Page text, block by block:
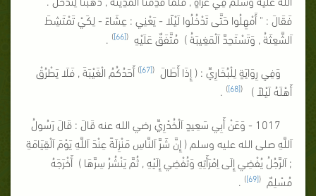
فَقَالَ : " أَمْهِلُوا حَتَّى تَدْخُلُوا لَيْلًا - يَعْنِي : عِشَاءً - لِكَيْ تَمْتَشِطَ
اَلشَّعِثَةُ , وَتَسْتَحِدَّ اَلْمَغِيبَةُ ) مُتَّفَقٌ عَلَيْهِ (
[66]
)
.
وَفِي رِوَايَةٍ لِلْبُخَارِيِّ : ( إِذَا أَطَالَ (
[67]
) أَحَدُكُمُ الْغَيْبَةَ , فَلَا يَطْرُقْ
أَهْلَهُ لَيْلاً )
(
[68]
)
.
1017 - وَعَنْ أَبِي سَعِيدٍ اَلْخُدْرِيِّ رضي الله عنه قَالَ : قَالَ رَسُولُ
اَللَّهِ صلى الله عليه وسلم ( إِنَّ شَرَّ اَلنَّاسِ مَنْزِلَةً عِنْدَ اَللَّهِ يَوْمَ اَلْقِيَامَةِ
; اَلرَّجُلُ يُفْضِي إِلَى اِمْرَأَتِهِ وَتُفْضِي إِلَيْهِ , ثُمَّ يَنْشُرُ سِرَّهَا ) أَخْرَجَهُ
مُسْلِمٌ (
[69]
)
.